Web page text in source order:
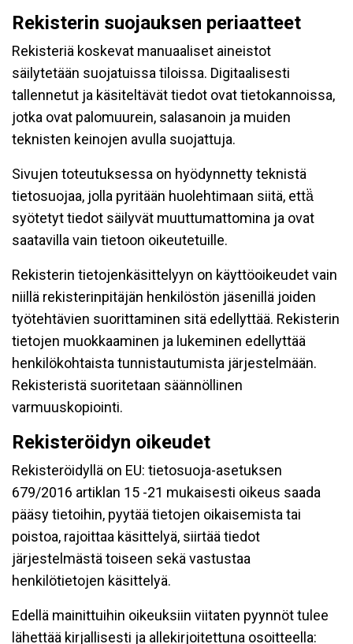
Rekisterin suojauksen periaatteet
Rekisteriä koskevat manuaaliset aineistot
säilytetään suojatuissa tiloissa. Digitaalisesti
tallennetut ja käsiteltävät tiedot ovat tietokannoissa,
jotka ovat palomuurein, salasanoin ja muiden
teknisten keinojen avulla suojattuja.
Sivujen toteutuksessa on hyödynnetty teknistä
tietosuojaa, jolla pyritään huolehtimaan siitä, että̈
syötetyt tiedot säilyvät muuttumattomina ja ovat
saatavilla vain tietoon oikeutetuille.
Rekisterin tietojenkäsittelyyn on käyttöoikeudet vain
niillä rekisterinpitäjän henkilöstön jäsenillä joiden
työtehtävien suorittaminen sitä edellyttää. Rekisterin
tietojen muokkaaminen ja lukeminen edellyttää
henkilökohtaista tunnistautumista järjestelmään.
Rekisteristä suoritetaan säännöllinen
varmuuskopiointi.
Rekisteröidyn oikeudet
Rekisteröidyllä on EU: tietosuoja-asetuksen
679/2016 artiklan 15 -21 mukaisesti oikeus saada
pääsy tietoihin, pyytää tietojen oikaisemista tai
poistoa, rajoittaa käsittelyä, siirtää tiedot
järjestelmästä toiseen sekä vastustaa
henkilötietojen käsittelyä.
Edellä mainittuihin oikeuksiin viitaten pyynnöt tulee
lähettää kirjallisesti ja allekirjoitettuna osoitteella: